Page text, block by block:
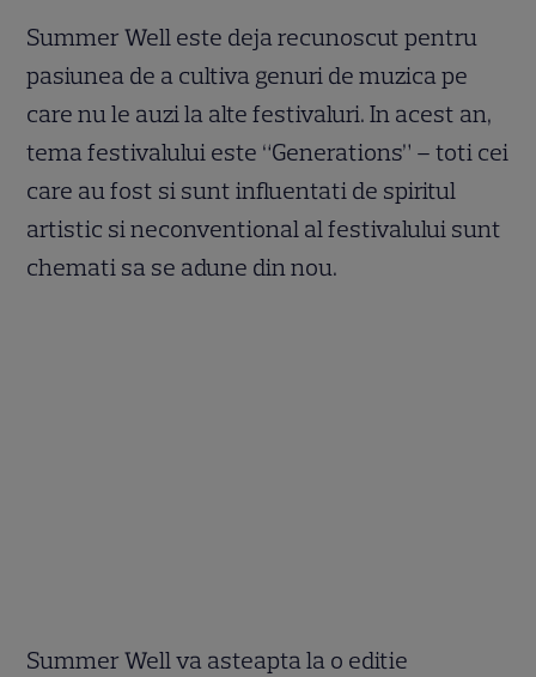
Summer Well este deja recunoscut pentru
pasiunea de a cultiva genuri de muzica pe
care nu le auzi la alte festivaluri. In acest an,
tema festivalului este “Generations” – toti cei
care au fost si sunt influentati de spiritul
artistic si neconventional al festivalului sunt
chemati sa se adune din nou.
Summer Well va asteapta la o editie